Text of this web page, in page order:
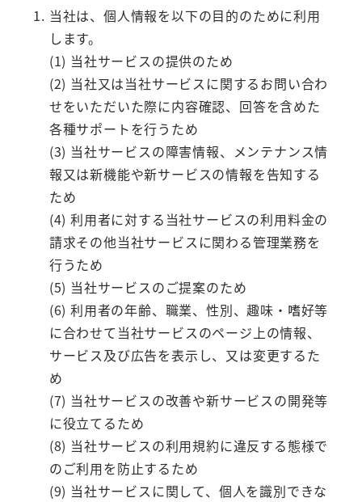
当社は、個人情報を以下の目的のために利用
します。
(1) 当社サービスの提供のため
(2) 当社又は当社サービスに関するお問い合わ
せをいただいた際に内容確認、回答を含めた
各種サポートを行うため
(3) 当社サービスの障害情報、メンテナンス情
報又は新機能や新サービスの情報を告知する
ため
(4) 利用者に対する当社サービスの利用料金の
請求その他当社サービスに関わる管理業務を
行うため
(5) 当社サービスのご提案のため
(6) 利用者の年齢、職業、性別、趣味・嗜好等
に合わせて当社サービスのページ上の情報、
サービス及び広告を表示し、又は変更するた
め
(7) 当社サービスの改善や新サービスの開発等
に役立てるため
(8) 当社サービスの利用規約に違反する態様で
のご利用を防止するため
(9) 当社サービスに関して、個人を識別できな